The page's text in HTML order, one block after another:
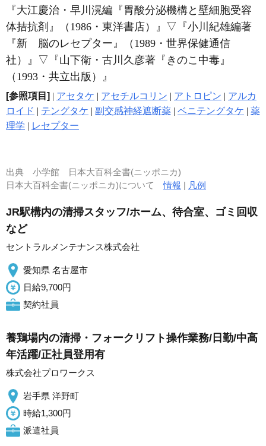
『大江慶治・早川滉編『胃酸分泌機構と壁細胞受容
体拮抗剤』（1986・東洋書店）』 ▽ 『小川紀雄編著
『新 脳のレセプター』（1989・世界保健通信
社）』 ▽ 『山下衛・古川久彦著『きのこ中毒』
（1993・共立出版）』
[参照項目] | アセタケ | アセチルコリン | アトロピン | アルカ
ロイド | テングタケ | 副交感神経遮断薬 | ベニテングタケ | 薬
理学 | レセプター
出典 小学館 日本大百科全書(ニッポニカ)
日本大百科全書(ニッポニカ)について情報 | 凡例
JR駅構内の清掃スタッフ/ホーム、待合室、ゴミ回収
など
セントラルメンテナンス株式会社
愛知県 名古屋市
日給9,700円
契約社員
養鶏場内の清掃・フォークリフト操作業務/日勤/中高
年活躍/正社員登用有
株式会社プロワークス
岩手県 洋野町
時給1,300円
派遣社員